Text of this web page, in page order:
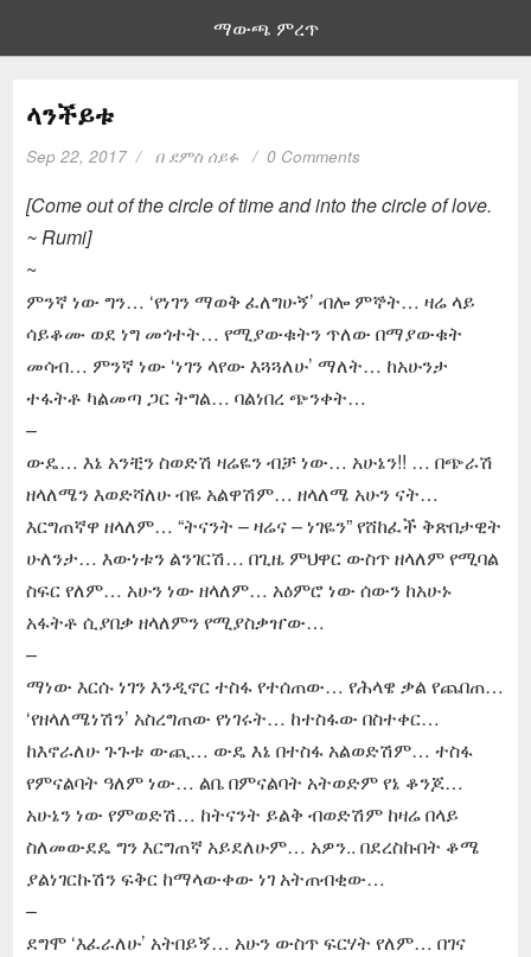
ማውጫ ምረጥ
ላንችይቱ
Sep 22, 2017 በ ደምስ ሰይፉ 0 Comments
[Come out of the circle of time and into the circle of love.
~ Rumi]
~
ምንኛ ነው ግን… ‘የነገን ማወቅ ፈለግሁኝ’ ብሎ ምኞት… ዛሬ ላይ
ሳይቆሙ ወደ ነግ መጎተት… የሚያውቁትን ጥለው በማያውቁት
መሳብ… ምንኛ ነው ‘ነገን ላየው እጓጓለሁ’ ማለት… ከአሁንታ
ተፋትቶ ካልመጣ ጋር ትግል… ባልነበረ ጭንቀት…
–
ውዴ… እኔ አንቺን ስወድሽ ዛሬዬን ብቻ ነው… አሁኔን!! … በጭራሽ
ዘላለሜን እወድሻለሁ ብዬ አልዋሽም… ዘላለሜ አሁን ናት…
እርግጠኛዋ ዘላለም… “ትናንት – ዛሬና – ነገዬን” የሸከፈች ቅጽበታዊት
ሁለንታ… እውነቱን ልንገርሽ… በጊዜ ምህዋር ውስጥ ዘላለም የሚባል
ስፍር የለም… አሁን ነው ዘላለም… አዕምሮ ነው ሰውን ከአሁኑ
አፋትቶ ሲያበቃ ዘላለምን የሚያስቃዠው…
–
ማነው እርሱ ነገን እንዲኖር ተስፋ የተሰጠው… የሕላዌ ቃል የጨበጠ…
‘የዘላለሜነሽን’ አስረግጠው የነገሩት… ከተስፋው በስተቀር…
ከእኖራለሁ ጉጉቱ ውጪ… ውዴ እኔ በተስፋ አልወድሽም… ተስፋ
የምናልባት ዓለም ነው… ልቤ በምናልባት አትወድም የኔ ቆንጆ…
አሁኔን ነው የምወድሽ… ከትናንት ይልቅ ብወድሽም ከዛሬ በላይ
ስለመውደዴ ግን እርግጠኛ አይደለሁም… አዎን.. በደረስኩበት ቆሜ
ያልነገርኩሽን ፍቅር ከማላውቀው ነገ አትጠብቂው…
–
ደግሞ ‘እፈራለሁ’ አትበይኝ… አሁን ውስጥ ፍርሃት የለም… በገና